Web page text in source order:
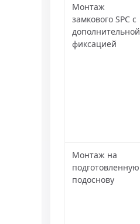
Монтаж
замкового SPC с
дополнительной
фиксацией
Монтаж на
подготовленную
подоснову